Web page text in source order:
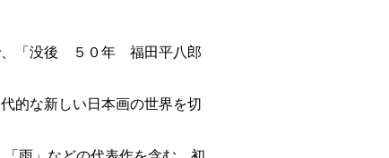
、「没後 ５０年 福田平八郎
的な新しい日本画の世界を切